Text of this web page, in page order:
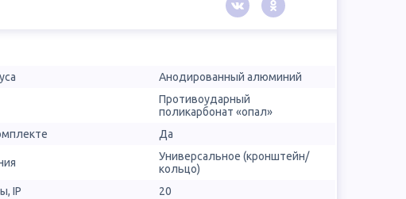
Анодированный алюминий
Противоударный
поликарбонат «опал»
Да
Универсальное (кронштейн/
кольцо)
IP
20